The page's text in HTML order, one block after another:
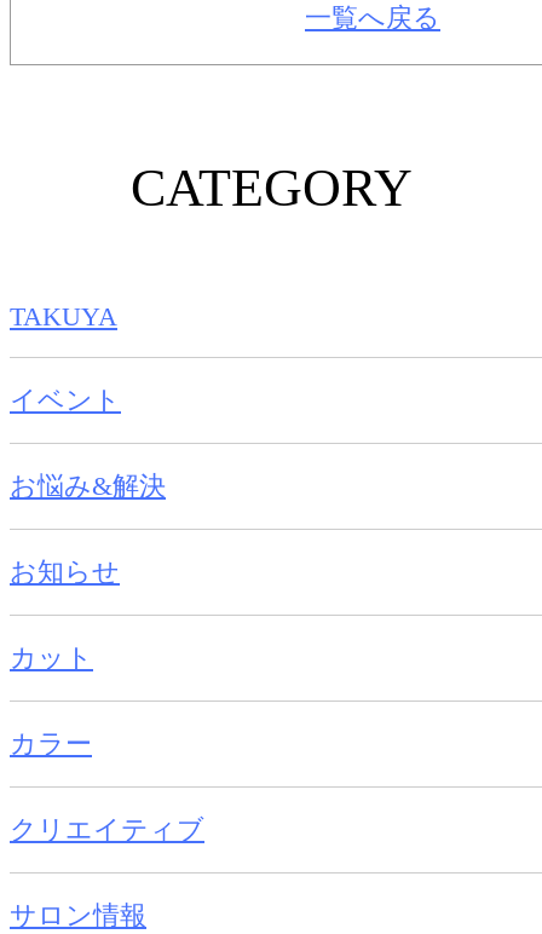
一覧へ戻る
CATEGORY
TAKUYA
イベント
お悩み&解決
お知らせ
カット
カラー
クリエイティブ
サロン情報